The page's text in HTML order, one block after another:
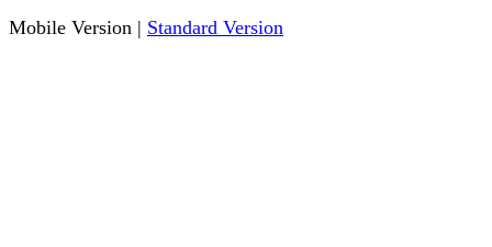
Mobile Version | Standard Version